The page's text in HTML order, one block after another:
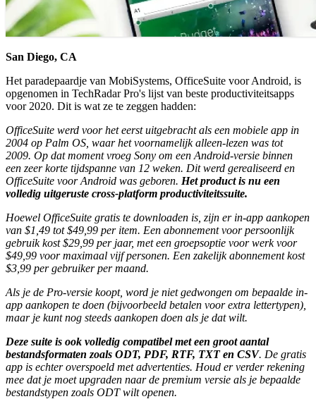
San Diego, CA
Het paradepaardje van MobiSystems, OfficeSuite voor Android, is
opgenomen in TechRadar Pro's lijst van beste productiviteitsapps
voor 2020. Dit is wat ze te zeggen hadden:
OfficeSuite werd voor het eerst uitgebracht als een mobiele app in
2004 op Palm OS, waar het voornamelijk alleen-lezen was tot
2009. Op dat moment vroeg Sony om een Android-versie binnen
een zeer korte tijdspanne van 12 weken. Dit werd gerealiseerd en
OfficeSuite voor Android was geboren. Het product is nu een
volledig uitgeruste cross-platform productiviteitssuite.
Hoewel OfficeSuite gratis te downloaden is, zijn er in-app aankopen
van $1,49 tot $49,99 per item. Een abonnement voor persoonlijk
gebruik kost $29,99 per jaar, met een groepsoptie voor werk voor
$49,99 voor maximaal vijf personen. Een zakelijk abonnement kost
$3,99 per gebruiker per maand.
Als je de Pro-versie koopt, word je niet gedwongen om bepaalde in-
app aankopen te doen (bijvoorbeeld betalen voor extra lettertypen),
maar je kunt nog steeds aankopen doen als je dat wilt.
Deze suite is ook volledig compatibel met een groot aantal
bestandsformaten zoals ODT, PDF, RTF, TXT en CSV. De gratis
app is echter overspoeld met advertenties. Houd er verder rekening
mee dat je moet upgraden naar de premium versie als je bepaalde
bestandstypen zoals ODT wilt openen.